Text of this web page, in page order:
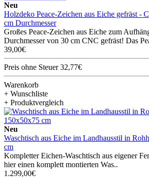
Neu
Holzdeko Peace-Zeichen aus Eiche gefräst -
cm Durchmesser
Großes Peace-Zeichen aus Eiche zum
Durchmesser von 30 cm CNC gefräst! Das
39,00€
Preis ohne Steuer 32,77€
Warenkorb
+ Wunschliste
+ Produktvergleich
Neu
Waschtisch aus Eiche im Landhausstil in
cm
Kompletter Eichen-Waschtisch aus eigener
hier einen komplett montierten Was..
1.299,00€